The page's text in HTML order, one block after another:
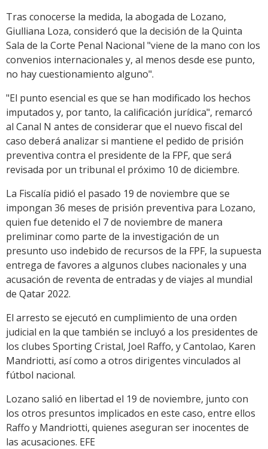
Tras conocerse la medida, la abogada de Lozano,
Giulliana Loza, consideró que la decisión de la Quinta
Sala de la Corte Penal Nacional "viene de la mano con los
convenios internacionales y, al menos desde ese punto,
no hay cuestionamiento alguno".
"El punto esencial es que se han modificado los hechos
imputados y, por tanto, la calificación jurídica", remarcó
al Canal N antes de considerar que el nuevo fiscal del
caso deberá analizar si mantiene el pedido de prisión
preventiva contra el presidente de la FPF, que será
revisada por un tribunal el próximo 10 de diciembre.
La Fiscalía pidió el pasado 19 de noviembre que se
impongan 36 meses de prisión preventiva para Lozano,
quien fue detenido el 7 de noviembre de manera
preliminar como parte de la investigación de un
presunto uso indebido de recursos de la FPF, la supuesta
entrega de favores a algunos clubes nacionales y una
acusación de reventa de entradas y de viajes al mundial
de Qatar 2022.
El arresto se ejecutó en cumplimiento de una orden
judicial en la que también se incluyó a los presidentes de
los clubes Sporting Cristal, Joel Raffo, y Cantolao, Karen
Mandriotti, así como a otros dirigentes vinculados al
fútbol nacional.
Lozano salió en libertad el 19 de noviembre, junto con
los otros presuntos implicados en este caso, entre ellos
Raffo y Mandriotti, quienes aseguran ser inocentes de
las acusaciones. EFE